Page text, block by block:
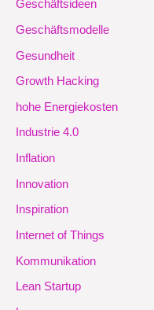
Geschäftsideen
Geschäftsmodelle
Gesundheit
Growth Hacking
hohe Energiekosten
Industrie 4.0
Inflation
Innovation
Inspiration
Internet of Things
Kommunikation
Lean Startup